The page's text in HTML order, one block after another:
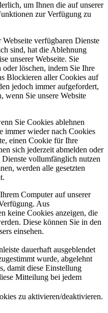
um Ihnen die auf unserer
zur Verfügung zu
verfügbaren Dienste
sind, hat die Ablehnung
unserer Webseite. Sie
löschen, indem Sie Ihre
Blockieren aller Cookies auf
jedoch immer aufgefordert,
wenn Sie unsere Website
Sie Cookies ablehnen
immer wieder nach Cookies
einen Cookie für Ihre
sich jederzeit abmelden oder
Dienste vollumfänglich nutzen
werden alle gesetzten
Computer auf unserer
Aus
keine Cookies anzeigen, die
Diese können Sie in den
einsehen.
dauerhaft ausgeblendet
wurde, abgelehnt
damit diese Einstellung
Mitteilung bei jedem
zu aktivieren/deaktivieren.